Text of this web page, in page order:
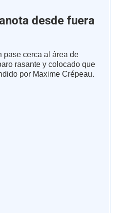
desde fuera
pase cerca al área de
rasante y colocado que
por Maxime Crépeau.